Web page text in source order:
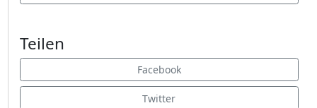
Teilen
Facebook
Twitter